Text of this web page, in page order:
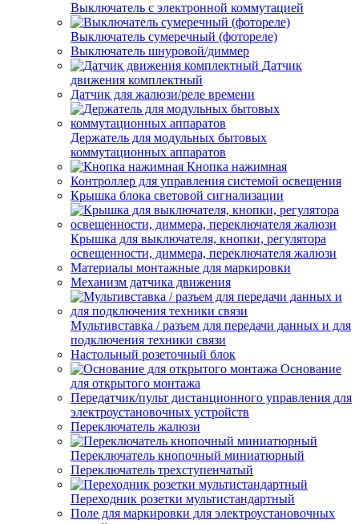
Выключатель с электронной коммутацией
Выключатель сумеречный (фотореле)
Выключатель шнуровой/диммер
Датчик
движения комплектный
Датчик для жалюзи/реле времени
Держатель для модульных бытовых
коммутационных аппаратов
Кнопка нажимная
Контроллер для управления системой освещения
Крышка блока световой сигнализации
Крышка для выключателя, кнопки, регулятора
освещенности, диммера, переключателя жалюзи
Материалы монтажные для маркировки
Механизм датчика движения
Мультивставка / разъем для передачи данных и для
подключения техники связи
Настольный розеточный блок
Основание
для открытого монтажа
Передатчик/пульт дистанционного управления для
электроустановочных устройств
Переключатель жалюзи
Переключатель кнопочный миниатюрный
Переключатель трехступенчатый
Переходник розетки мультистандартный
Поле для маркировки для электроустановочных